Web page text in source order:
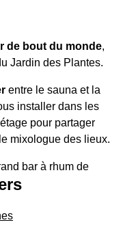
de bout du monde,
Jardin des Plantes.
entre le sauna et la
installer dans les
pour partager
mixologue des lieux.
bar à rhum de
bars les plus